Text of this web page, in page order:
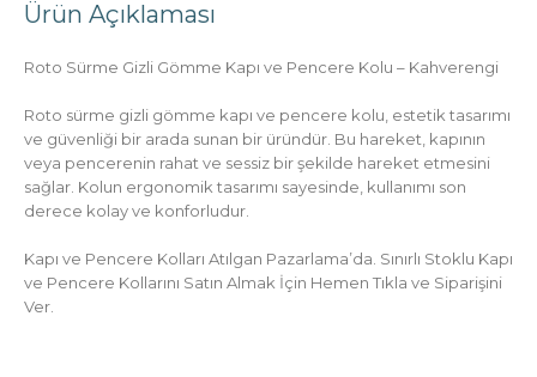
Ürün Açıklaması
Roto Sürme Gizli Gömme Kapı ve Pencere Kolu – Kahverengi
Roto sürme gizli gömme kapı ve pencere kolu, estetik tasarımı
ve güvenliği bir arada sunan bir üründür. Bu hareket, kapının
veya pencerenin rahat ve sessiz bir şekilde hareket etmesini
sağlar. Kolun ergonomik tasarımı sayesinde, kullanımı son
derece kolay ve konforludur.
Kapı ve Pencere Kolları Atılgan Pazarlama’da. Sınırlı Stoklu Kapı
ve Pencere Kollarını Satın Almak İçin Hemen Tıkla ve Siparişini
Ver.